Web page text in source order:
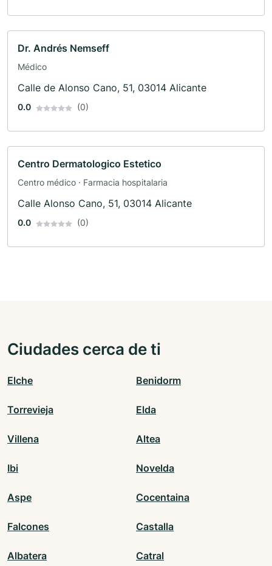
Dr. Andrés Nemseff
Médico
Calle de Alonso Cano, 51, 03014 Alicante
0.0 (0)
Centro Dermatologico Estetico
Centro médico · Farmacia hospitalaria
Calle Alonso Cano, 51, 03014 Alicante
0.0 (0)
Ciudades cerca de ti
Elche Benidorm
Torrevieja Elda
Villena Altea
Ibi Novelda
Aspe Cocentaina
Falcones Castalla
Albatera Catral